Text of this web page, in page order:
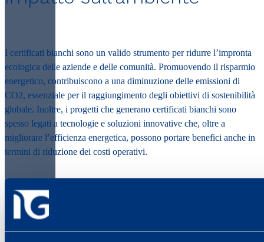
I certificati bianchi sono un valido strumento per ridurre l’impronta
ecologica delle aziende e delle comunità. Promuovendo il risparmio
energetico, contribuiscono a una diminuzione delle emissioni di
CO2, essenziale per il raggiungimento degli obiettivi di sostenibilità
globale. Inoltre, i progetti che generano certificati bianchi sono
spesso legati a tecnologie e soluzioni innovative che, oltre a
migliorare l’efficienza energetica, possono portare benefici anche in
termini di riduzione dei costi operativi.
Applicazioni nel settore